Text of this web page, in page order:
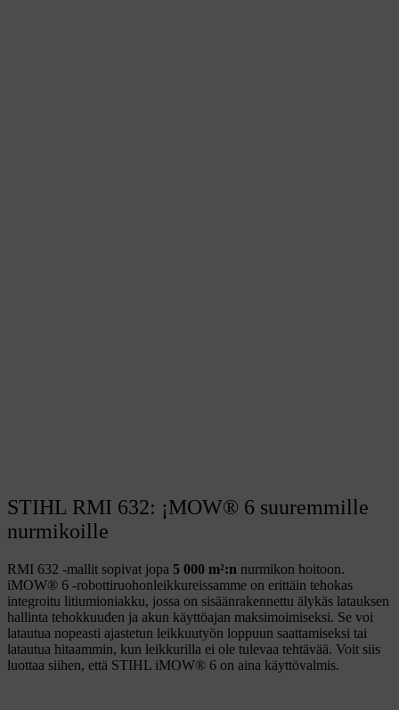
STIHL RMI 632: ¡MOW® 6 suuremmille
nurmikoille
RMI 632 -mallit sopivat jopa 5 000 m²:n nurmikon hoitoon.
iMOW® 6 -robottiruohonleikkureissamme on erittäin tehokas
integroitu litiumioniakku, jossa on sisäänrakennettu älykäs latauksen
hallinta tehokkuuden ja akun käyttöajan maksimoimiseksi. Se voi
latautua nopeasti ajastetun leikkuutyön loppuun saattamiseksi tai
latautua hitaammin, kun leikkurilla ei ole tulevaa tehtävää. Voit siis
luottaa siihen, että STIHL iMOW® 6 on aina käyttövalmis.